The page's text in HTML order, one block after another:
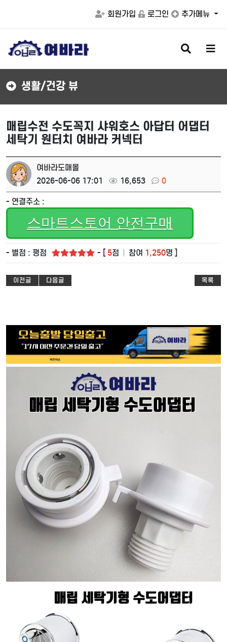
회원가입 로그인 추가메뉴
검
색
버
메
버
생활/건강 뷰
매립수전 수도꼭지 샤워호스 아답터 어댑터
세탁기 원터치 여바라 커넥터
여바라도매몰
2026-06-06 17:01
16,653 0
- 연결주소 :
스마트스토어 안전구매
- 별점 : 평점 - [ 5점 참여 1,250명 ]
이전글 다음글 목록